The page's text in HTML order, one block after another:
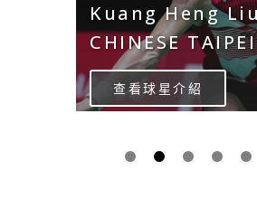
Kuang Heng Liu
CHINESE TAIPEI
查看球星介紹